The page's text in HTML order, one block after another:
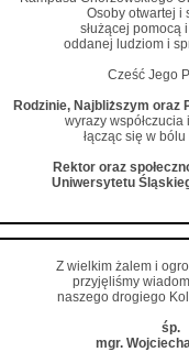
Osoby otwartej i
służącej pomocą
oddanej ludziom i
Cześć Jego
Rodzinie, Najbliższym oraz
wyrazy współczucia
łącząc się w bólu
Rektor oraz
Uniwersytetu
Z wielkim żalem i
przyjęliśmy
naszego drogiego
śp.
mgr.